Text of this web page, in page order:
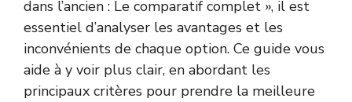
dans l’ancien : Le comparatif complet », il est
essentiel d’analyser les avantages et les
inconvénients de chaque option. Ce guide vous
aide à y voir plus clair, en abordant les
principaux critères pour prendre la meilleure